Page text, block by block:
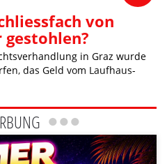
von
gestohlen?
in Graz wurde
das Geld vom Laufhaus-